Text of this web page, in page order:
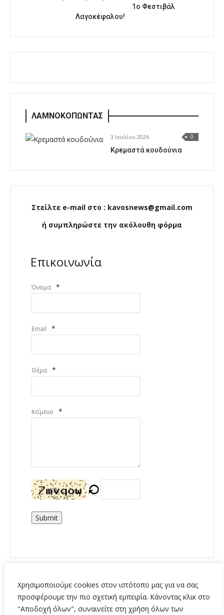
Χρησιμοποιούμε cookies στον ιστότοπο μας για να σας
προσφέρουμε την πιο σχετική εμπειρία. Κάνοντας κλικ στο
"Αποδοχή όλων", συναινείτε στη χρήση όλων των
1o Φεστιβάλ
Λαγοκέφαλου!
ΛΑΜΝΟΚΟΠΩΝΤΑΣ
3 Ιουλίου 2026 0
Κρεμαστά κουδούνια
Στείλτε e-mail στο : kavosnews@gmail.com
ή συμπληρώστε την ακόλουθη φόρμα
Επικοινωνία
Όνομα *
Email *
Θέμα *
Κείμενο *
Submit